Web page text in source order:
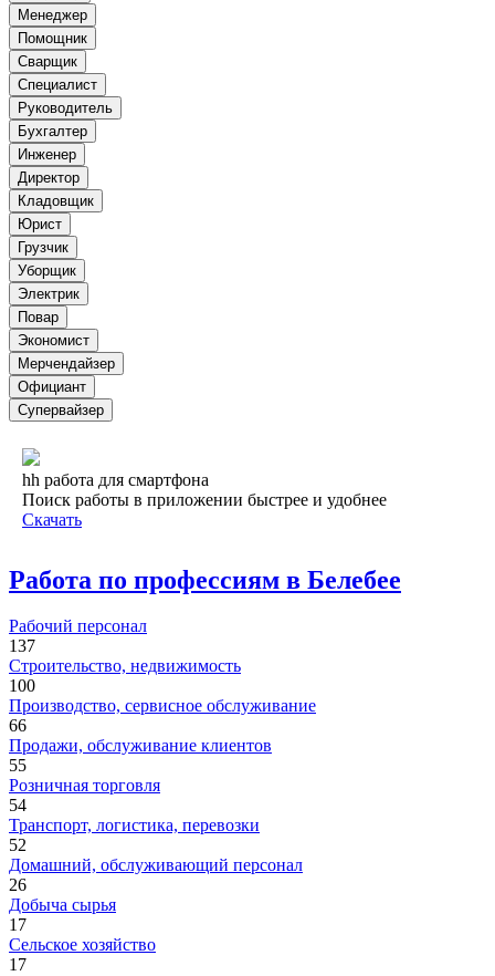
Менеджер
Помощник
Сварщик
Специалист
Руководитель
Бухгалтер
Инженер
Директор
Кладовщик
Юрист
Грузчик
Уборщик
Электрик
Повар
Экономист
Мерчендайзер
Официант
Супервайзер
hh работа для смартфона
Поиск работы в приложении быстрее и удобнее
Скачать
Работа по профессиям в Белебее
Рабочий персонал
137
Строительство, недвижимость
100
Производство, сервисное обслуживание
66
Продажи, обслуживание клиентов
55
Розничная торговля
54
Транспорт, логистика, перевозки
52
Домашний, обслуживающий персонал
26
Добыча сырья
17
Сельское хозяйство
17